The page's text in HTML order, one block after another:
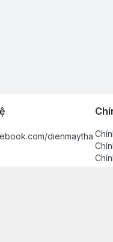
dienmaytha